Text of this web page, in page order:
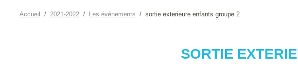
Accueil 2021-2022 Les évènements sortie exterieure enfants groupe 2
SORTIE